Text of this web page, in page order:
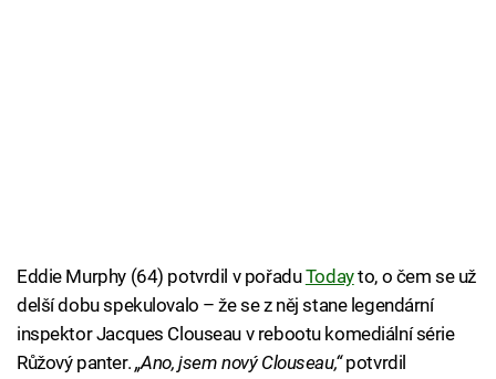
Eddie Murphy (64) potvrdil v pořaduTodayto, o čem se už
delší dobu spekulovalo – že se z něj stane legendární
inspektor Jacques Clouseau v rebootu komediální série
Růžový panter. „Ano, jsem nový Clouseau,“potvrdil